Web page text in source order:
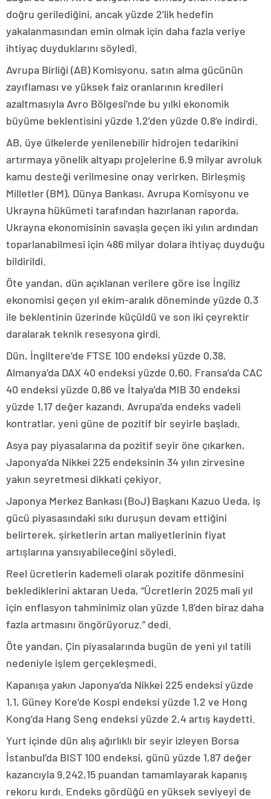
doğru gerilediğini, ancak yüzde 2’lik hedefin
yakalanmasından emin olmak için daha fazla veriye
ihtiyaç duyduklarını söyledi.
Avrupa Birliği (AB) Komisyonu, satın alma gücünün
zayıflaması ve yüksek faiz oranlarının kredileri
azaltmasıyla Avro Bölgesi’nde bu yılki ekonomik
büyüme beklentisini yüzde 1,2’den yüzde 0,8’e indirdi.
AB, üye ülkelerde yenilenebilir hidrojen tedarikini
artırmaya yönelik altyapı projelerine 6,9 milyar avroluk
kamu desteği verilmesine onay verirken, Birleşmiş
Milletler (BM), Dünya Bankası, Avrupa Komisyonu ve
Ukrayna hükümeti tarafından hazırlanan raporda,
Ukrayna ekonomisinin savaşla geçen iki yılın ardından
toparlanabilmesi için 486 milyar dolara ihtiyaç duyduğu
bildirildi.
Öte yandan, dün açıklanan verilere göre ise İngiliz
ekonomisi geçen yıl ekim-aralık döneminde yüzde 0,3
ile beklentinin üzerinde küçüldü ve son iki çeyrektir
daralarak teknik resesyona girdi.
Dün, İngiltere’de FTSE 100 endeksi yüzde 0,38,
Almanya’da DAX 40 endeksi yüzde 0,60, Fransa’da CAC
40 endeksi yüzde 0,86 ve İtalya’da MIB 30 endeksi
yüzde 1,17 değer kazandı. Avrupa’da endeks vadeli
kontratlar, yeni güne de pozitif bir seyirle başladı.
Asya pay piyasalarına da pozitif seyir öne çıkarken,
Japonya’da Nikkei 225 endeksinin 34 yılın zirvesine
yakın seyretmesi dikkati çekiyor.
Japonya Merkez Bankası (BoJ) Başkanı Kazuo Ueda, iş
gücü piyasasındaki sıkı duruşun devam ettiğini
belirterek, şirketlerin artan maliyetlerinin fiyat
artışlarına yansıyabileceğini söyledi.
Reel ücretlerin kademeli olarak pozitife dönmesini
beklediklerini aktaran Ueda, “Ücretlerin 2025 mali yıl
için enflasyon tahminimiz olan yüzde 1,8’den biraz daha
fazla artmasını öngörüyoruz.” dedi.
Öte yandan, Çin piyasalarında bugün de yeni yıl tatili
nedeniyle işlem gerçekleşmedi.
Kapanışa yakın Japonya’da Nikkei 225 endeksi yüzde
1,1, Güney Kore’de Kospi endeksi yüzde 1,2 ve Hong
Kong’da Hang Seng endeksi yüzde 2,4 artış kaydetti.
Yurt içinde dün alış ağırlıklı bir seyir izleyen Borsa
İstanbul’da BIST 100 endeksi, günü yüzde 1,87 değer
kazancıyla 9.242,15 puandan tamamlayarak kapanış
rekoru kırdı. Endeks gördüğü en yüksek seviyeyi de